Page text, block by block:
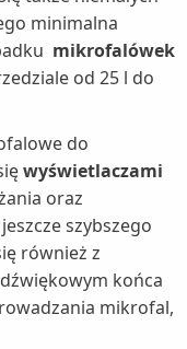
minimalna
mikrofalówek
od 25 l do
do
wyświetlaczami
oraz
szybszego
również z
końca
mikrofal,